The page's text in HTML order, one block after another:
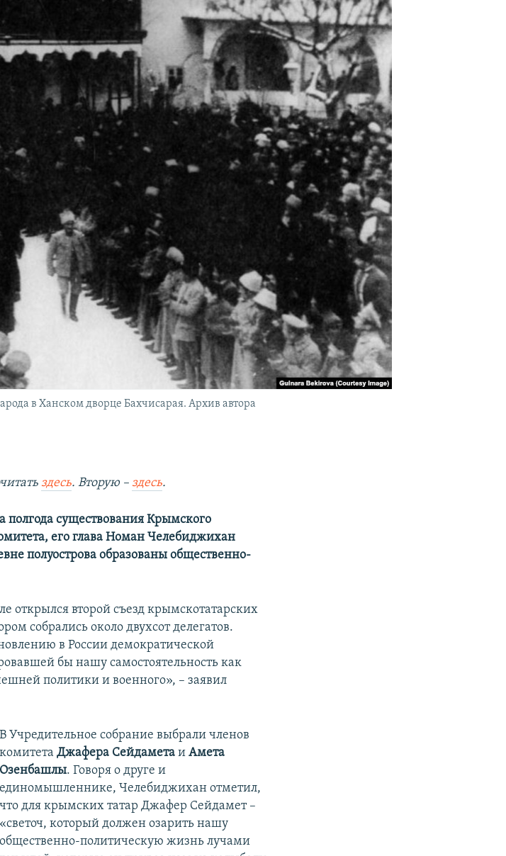
в Ханском дворце Бахчисарая. Архив автора
здесь.​ Вторую –здесь.
полгода существования Крымского
его глава Номан Челебиджихан
полуострова образованы общественно-
открылся второй съезд крымскотатарских
собрались около двухсот делегатов.
в России демократической
бы нашу самостоятельность как
политики и военного», – заявил
В Учредительное собрание выбрали членов
комитета Джафера Сейдаметаи Амета
Озенбашлы. Говоря о друге и
единомышленнике, Челебиджихан отметил,
что для крымских татар Джафер Сейдамет –
«светоч, который должен озарить нашу
общественно-политическую жизнь лучами